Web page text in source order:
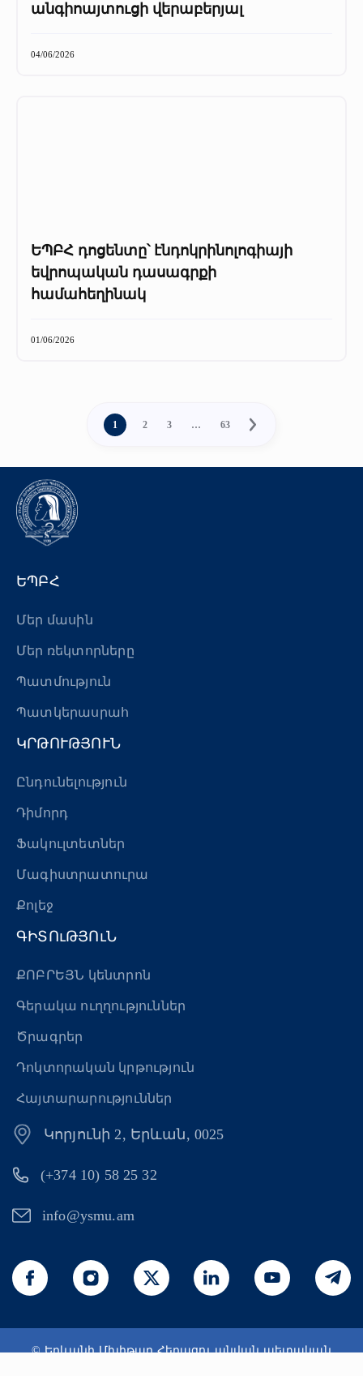
անգիոայտուցի վերաբերյալ
04/06/2026
ԵՊԲՀ դոցենտը՝ էնդոկրինոլոգիայի
եվրոպական դասագրքի
համահեղինակ
01/06/2026
1 2 3 … 63
ԵՊԲՀ
Մեր մասին
Մեր ռեկտորները
Պատմություն
Պատկերասրահ
ԿՐԹՈՒԹՅՈՒՆ
Ընդունելություն
Դիմորդ
Ֆակուլտետներ
Մագիստրատուրա
Քոլեջ
ԳԻՏՈւԹՅՈւՆ
ՔՈԲՐԵՅՆ կենտրոն
Գերակա ուղղություններ
Ծրագրեր
Դոկտորական կրթություն
Հայտարարություններ
Կորյունի 2, Երևան, 0025
(+374 10) 58 25 32
info@ysmu.am
© Երևանի Մխիթար Հերացու անվան պետական